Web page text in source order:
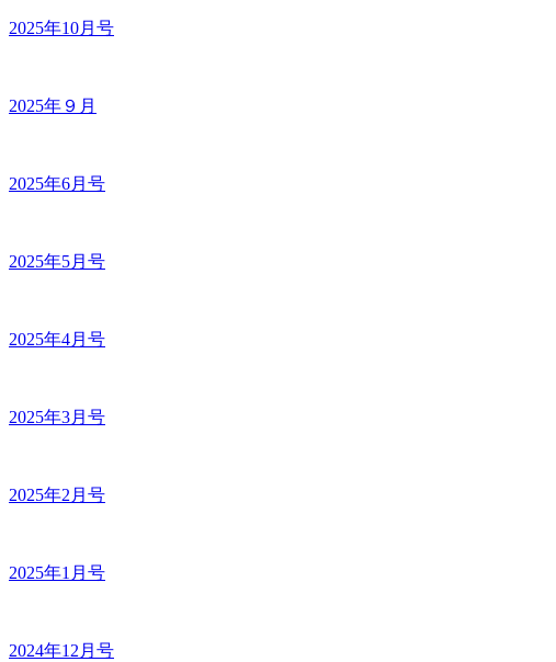
2025年10月号
2025年９月
2025年6月号
2025年5月号
2025年4月号
2025年3月号
2025年2月号
2025年1月号
2024年12月号